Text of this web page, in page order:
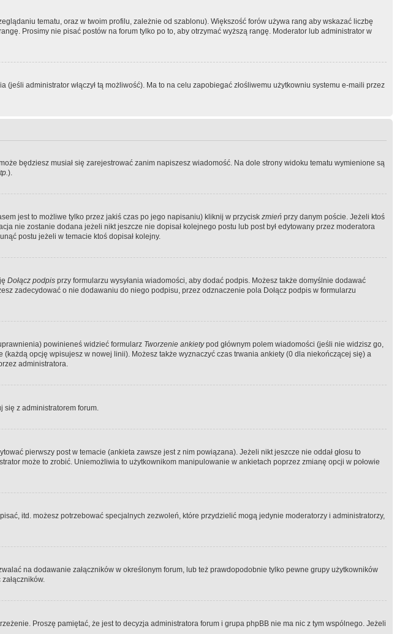
tematu, oraz w twoim profilu, zależnie od szablonu). Większość forów używa rang aby wskazać liczbę
Prosimy nie pisać postów na forum tylko po to, aby otrzymać wyższą rangę. Moderator lub administrator w
administrator włączył tą możliwość). Ma to na celu zapobiegać złośliwemu użytkowniu systemu e-maili przez
będziesz musiał się zarejestrować zanim napiszesz wiadomość. Na dole strony widoku tematu wymienione są
).
jest to możliwe tylko przez jakiś czas po jego napisaniu) kliknij w przycisk zmień przy danym poście. Jeżeli ktoś
nie zostanie dodana jeżeli nikt jeszcze nie dopisał kolejnego postu lub post był edytowany przez moderatora
postu jeżeli w temacie ktoś dopisał kolejny.
Dołącz podpis przy formularzu wysyłania wiadomości, aby dodać podpis. Możesz także domyślnie dodawać
zadecydować o nie dodawaniu do niego podpisu, przez odznaczenie pola Dołącz podpis w formularzu
powinieneś widzieć formularz Tworzenie ankietypod głównym polem wiadomości (jeśli nie widzisz go,
opcję wpisujesz w nowej linii). Możesz także wyznaczyć czas trwania ankiety (0 dla niekończącej się) a
administratora.
się z administratorem forum.
pierwszy post w temacie (ankieta zawsze jest z nim powiązana). Jeżeli nikt jeszcze nie oddał głosu to
może to zrobić. Uniemożliwia to użytkownikom manipulowanie w ankietach poprzez zmianę opcji w połowie
itd. możesz potrzebować specjalnych zezwoleń, które przydzielić mogą jedynie moderatorzy i administratorzy,
na dodawanie załączników w określonym forum, lub też prawdopodobnie tylko pewne grupy użytkowników
Proszę pamiętać, że jest to decyzja administratora forum i grupa phpBB nie ma nic z tym wspólnego. Jeżeli